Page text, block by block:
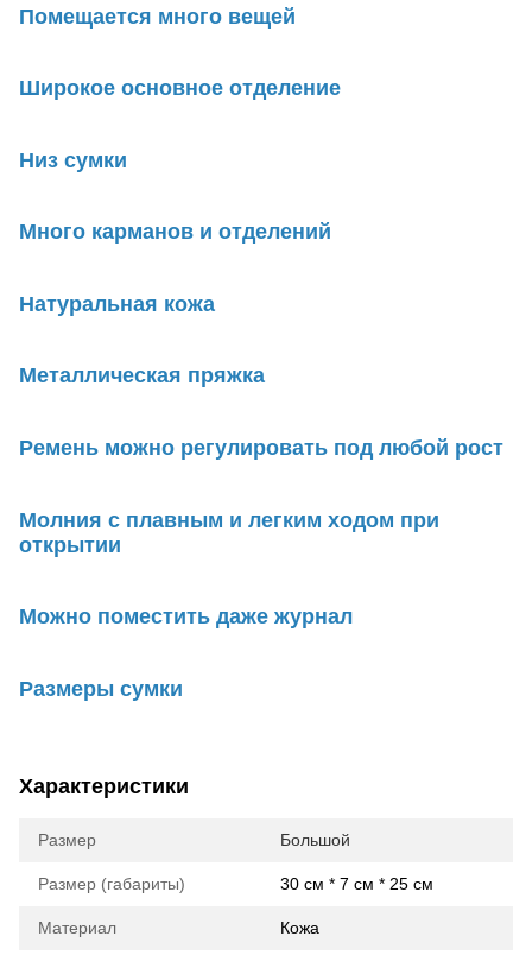
Помещается много вещей
Широкое основное отделение
Низ сумки
Много карманов и отделений
Натуральная кожа
Металлическая пряжка
Ремень можно регулировать под любой рост
Молния с плавным и легким ходом при
открытии
Можно поместить даже журнал
Размеры сумки
Характеристики
Размер Большой
Размер (габариты) 30 см * 7 см * 25 см
Материал Кожа